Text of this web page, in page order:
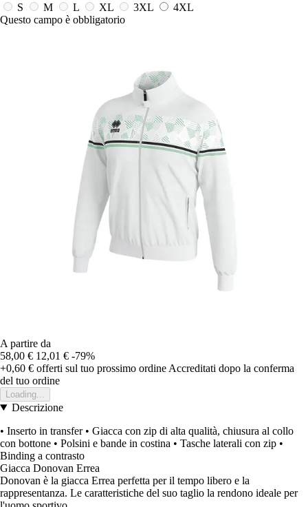
S
M L XL 3XL
4XL
Questo campo è obbligatorio
A partire da
58,00 € 12,01 € -79%
+0,60 € offerti sul tuo prossimo ordine Accreditati dopo la conferma
del tuo ordine
Loading...
Descrizione
• Inserto in transfer • Giacca con zip di alta qualità, chiusura al collo
con bottone • Polsini e bande in costina • Tasche laterali con zip •
Binding a contrasto
Giacca Donovan Errea
Donovan è la giacca Errea perfetta per il tempo libero e la
rappresentanza. Le caratteristiche del suo taglio la rendono ideale per